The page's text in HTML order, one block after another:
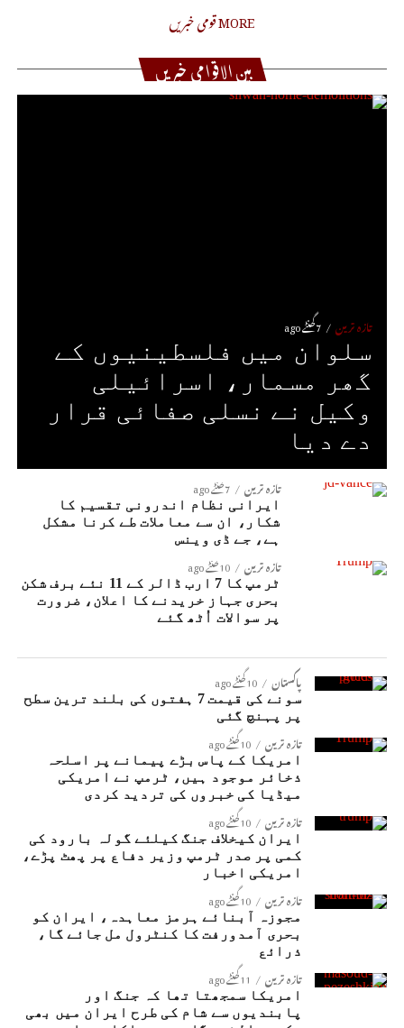
MORE قومی خبریں
بین الاقوامی خبریں
تازہ ترین 7 گھنٹے ago
سلوان میں فلسطینیوں کے
گھر مسمار، اسرائیلی
وکیل نے نسلی صفائی قرار
دے دیا
تازہ ترین 7 گھنٹے ago
ایرانی نظام اندرونی تقسیم کا
شکار، ان سے معاملات طے کرنا مشکل
ہے، جے ڈی وینس
تازہ ترین 10 گھنٹے ago
ٹرمپ کا 7 ارب ڈالر کے 11 نئے برف شکن
بحری جہاز خریدنے کا اعلان، ضرورت
پر سوالات اُٹھ گئے
پاکستان 10 گھنٹے ago
سونے کی قیمت 7 ہفتوں کی بلند ترین سطح
پر پہنچ گئی
تازہ ترین 10 گھنٹے ago
امریکا کے پاس بڑے پیمانے پر اسلحہ
ذخائر موجود ہیں، ٹرمپ نے امریکی
میڈیا کی خبروں کی تردید کردی
تازہ ترین 10 گھنٹے ago
ایران کیخلاف جنگ کیلئے گولہ بارود کی
کمی پر صدر ٹرمپ وزیر دفاع پر پھٹ پڑے،
امریکی اخبار
تازہ ترین 10 گھنٹے ago
مجوزہ آبنائے ہرمز معاہدہ، ایران کو
بحری آمدورفت کا کنٹرول مل جائے گا،
ذرائع
تازہ ترین 11 گھنٹے ago
امریکا سمجھتا تھا کہ جنگ اور
پابندیوں سے شام کی طرح ایران میں بھی